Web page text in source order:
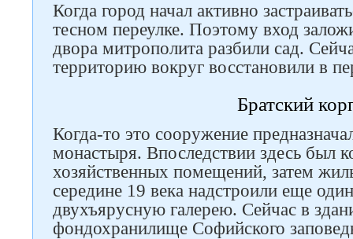
Когда город начал активно
тесном переулке. Поэтому вход
двора митрополита разбили сад.
территорию вокруг восстановили в
Братский
Когда-то это сооружение
монастыря. Впоследствии здесь был
хозяйственных помещений, затем
середине 19 века надстроили еще
двухъярусную галерею. Сейчас в
фондохранилище Софийского